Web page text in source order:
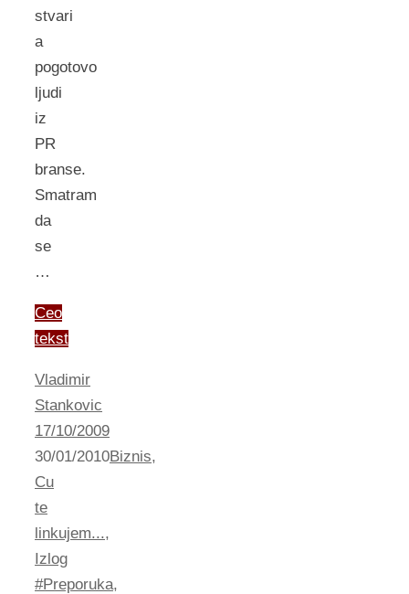
stvari
a
pogotovo
ljudi
iz
PR
branse.
Smatram
da
se
…
Ceo
tekst
Vladimir
Stankovic
17/10/2009
30/01/2010Biznis,
Cu
te
linkujem...,
Izlog
#Preporuka,